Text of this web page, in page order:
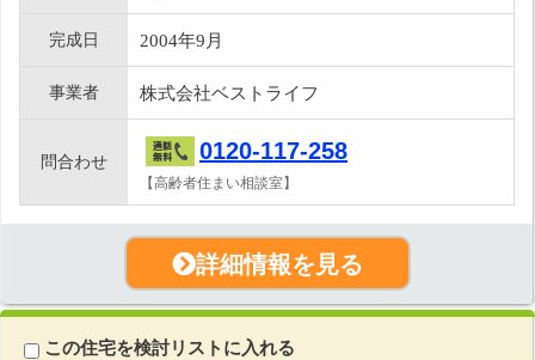
完成日 2004年9月
事業者 株式会社ベストライフ
問合わせ 0120-117-258
【高齢者住まい相談室】
詳細情報を見る
この住宅を検討リストに入れる